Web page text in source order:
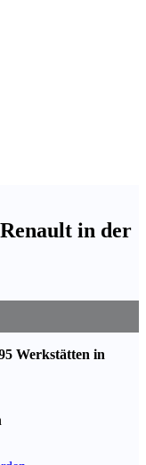
in der
Werkstätten in